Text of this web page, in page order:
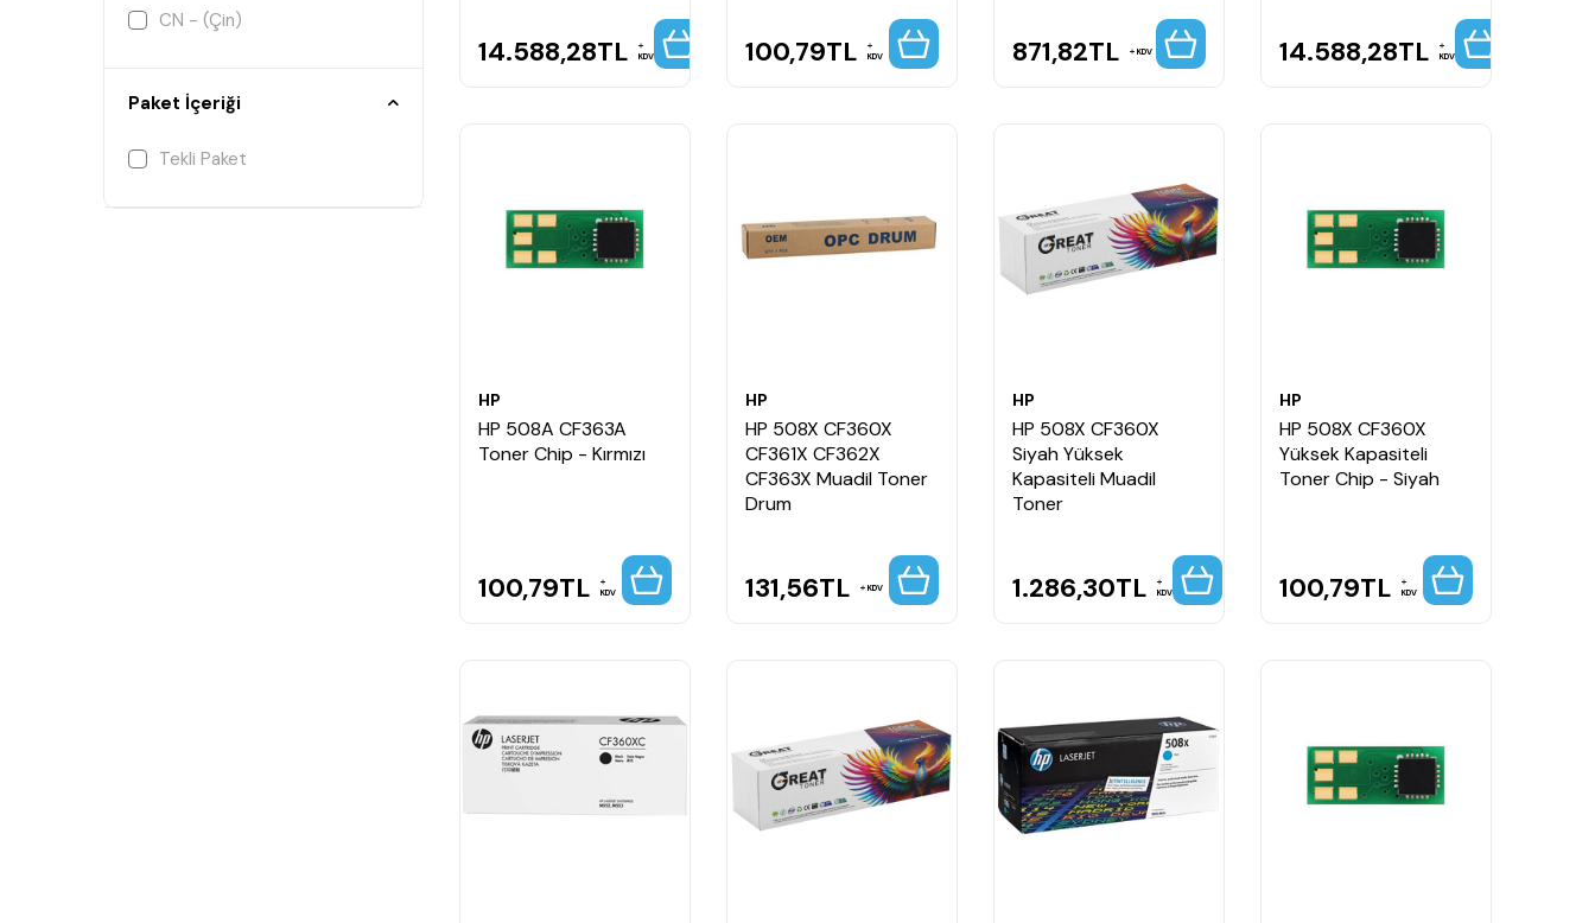
CN - (Çin)
Paket İçeriği
Tekli Paket
14.588,28TL KDV 100,79TL KDV 871,82TL KDV 14.588,28TL KDV
HP
HP 508A CF363A
Toner Chip - Kırmızı
100,79TL KDV
HP
HP 508X CF360X
CF361X CF362X
CF363X Muadil Toner
Drum
131,56TL KDV
HP
HP 508X CF360X
Siyah Yüksek
Kapasiteli Muadil
Toner
1.286,30TL KDV
HP
HP 508X CF360X
Yüksek Kapasiteli
Toner Chip - Siyah
100,79TL KDV